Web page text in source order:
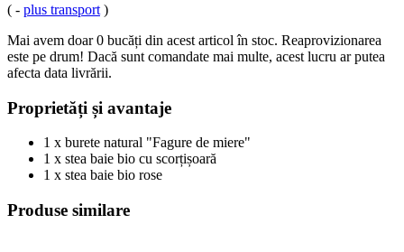
( - plus transport )
Mai avem doar 0 bucăți din acest articol în stoc. Reaprovizionarea
este pe drum! Dacă sunt comandate mai multe, acest lucru ar putea
afecta data livrării.
Proprietăți și avantaje
1 x burete natural "Fagure de miere"
1 x stea baie bio cu scorțișoară
1 x stea baie bio rose
Produse similare